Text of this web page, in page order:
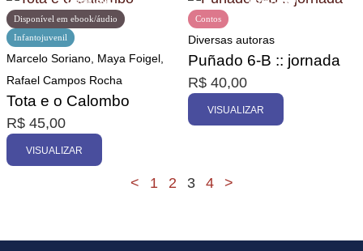
Disponível em ebook/áudio
Infantojuvenil
Marcelo Soriano, Maya Foigel,
Rafael Campos Rocha
Tota e o Calombo
R$ 45,00
VISUALIZAR
Contos
Diversas autoras
Puñado 6-B :: jornada
R$ 40,00
VISUALIZAR
< 1 2 3 4 >